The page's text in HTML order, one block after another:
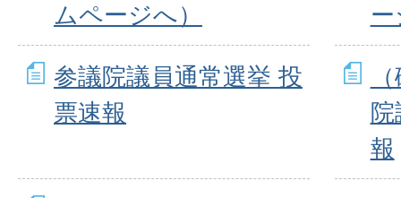
ムページへ）
参議院議員通常選挙 投
票速報
報